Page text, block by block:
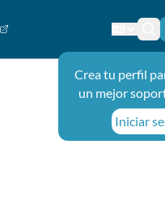
Crea tu perfil
un mejor
Iniciar